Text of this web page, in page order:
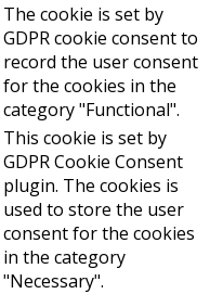
The cookie is set by
GDPR cookie consent to
record the user consent
for the cookies in the
category "Functional".
This cookie is set by
GDPR Cookie Consent
plugin. The cookies is
used to store the user
consent for the cookies
in the category
"Necessary".